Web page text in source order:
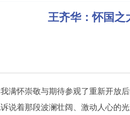
王齐华：怀国
满怀崇敬与期待参观了重新开放
说着那段波澜壮阔、激动人心的光